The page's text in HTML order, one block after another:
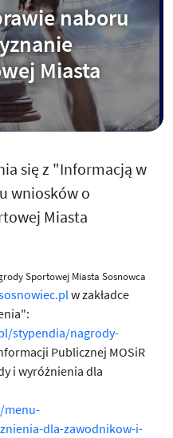
naboru
Miasta
się z "Informacją w
wniosków o
Miasta
Sportowej Miasta Sosnowca
w zakładce
stypendia/nagrody-
Publicznej MOSiR
i wyróżnienia dla
menu-
dla-zawodnikow-i-